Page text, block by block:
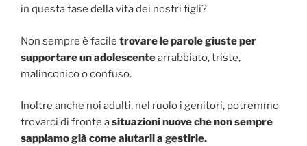
in questa fase della vita dei nostri figli?
Non sempre è facile trovare le parole giuste per
supportare un adolescentearrabbiato, triste,
malinconico o confuso.
Inoltre anche noi adulti, nel ruolo i genitori, potremmo
trovarci di fronte asituazioni nuove che non sempre
sappiamo già come aiutarli a gestirle.